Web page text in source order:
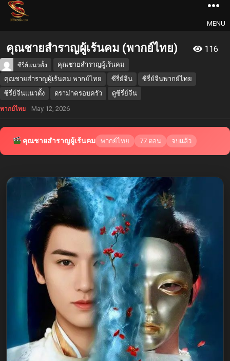
MENU
คุณชายสำราญผู้เร้นคม (พากย์ไทย) 116
ซีรี่ย์แนวตั้ง
คุณชายสำราญผู้เร้นคม
คุณชายสำราญผู้เร้นคม พากย์ไทย
ซีรี่ย์จีน
ซีรี่ย์จีนพากย์ไทย
ซีรี่ย์จีนแนวตั้ง
ดราม่าครอบครัว ดูซีรี่ย์จีน
พากย์ไทย May 12, 2026
คุณชายสำราญผู้เร้นคม พากย์ไทย 77 ตอน จบแล้ว